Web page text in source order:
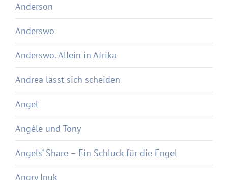
Anderson
Anderswo
Anderswo. Allein in Afrika
Andrea lässt sich scheiden
Angel
Angèle und Tony
Angels‘ Share – Ein Schluck für die Engel
Angry Inuk